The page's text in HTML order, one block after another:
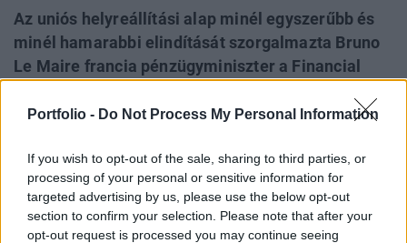
Portfolio - Do Not Process My Personal Information
If you wish to opt-out of the sale, sharing to third parties, or
processing of your personal or sensitive information for
targeted advertising by us, please use the below opt-out
section to confirm your selection. Please note that after your
opt-out request is processed you may continue seeing
Az uniós helyreállítási alap minél egyszerűbb és
minél hamarabbi elindítását szorgalmazta Bruno
Le Maire francia pénzügyminiszter a Financial
Ezzel együtt újra szorgalmazta azt is, hogy a
növekedési egyezmény 3%-os deficitre és 60%-os
adósságrátára vonatkozó szabályait. A cikk fő
érdekessége, hogy ezúttal a híresen fiskális
konzervatív, az egyezmény szigorú szabályainak